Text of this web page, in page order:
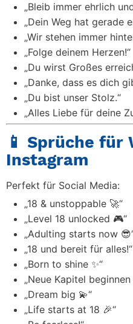
„Bleib immer ehrlich
„Dein Weg hat gerade
„Wir stehen immer
„Folge deinem Herzen!“
„Du wirst Großes
„Danke, dass es dich
„Du bist unser Stolz.“
„Alles Liebe für deine
📱 Sprüche für
Instagram
Perfekt für Social Media:
„18 & unstoppable 🚀“
„Level 18 unlocked 🎮“
„Adulting starts now
„18 und bereit für alles!“
„Born to shine ✨“
„Neue Kapitel
„Dream big 💫“
„Life starts at 18 🎉“